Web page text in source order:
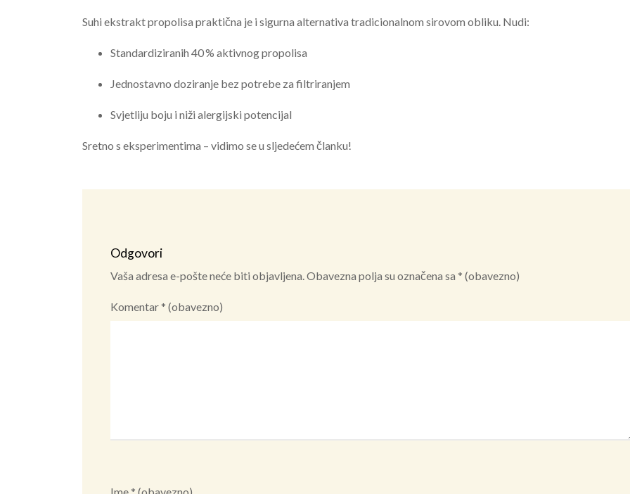
Suhi ekstrakt propolisa praktična je i sigurna alternativa tradicionalnom sirovom obliku. Nudi:
Standardiziranih 40 % aktivnog propolisa
Jednostavno doziranje bez potrebe za filtriranjem
Svjetliju boju i niži alergijski potencijal
Sretno s eksperimentima – vidimo se u sljedećem članku!
Odgovori
Vaša adresa e-pošte neće biti objavljena.Obavezna polja su označena sa * (obavezno)
Komentar* (obavezno)